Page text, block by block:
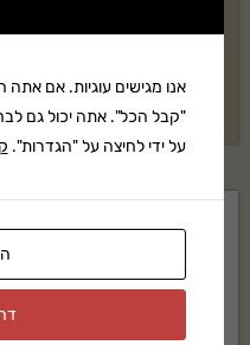
₪17,405
אנו מגישים עוגיות. אם
"קבל הכל". אתה יכול גם
על ידי לחיצה על "הגדרות".